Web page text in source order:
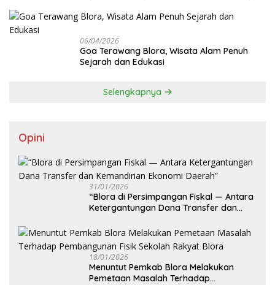
06/04/2026
Goa Terawang Blora, Wisata Alam Penuh
Sejarah dan Edukasi
Selengkapnya
Opini
31/01/2026
‎“Blora di Persimpangan Fiskal — Antara
Ketergantungan Dana Transfer dan
18/01/2026
‎Menuntut Pemkab Blora Melakukan
Pemetaan Masalah Terhadap